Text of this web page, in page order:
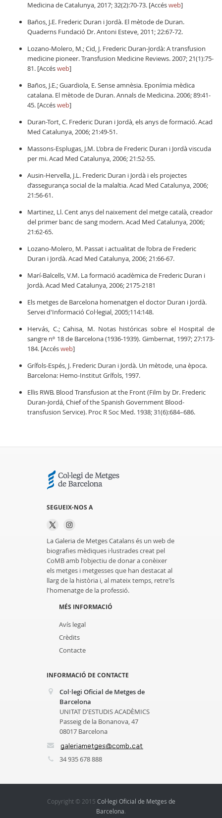
Medicina de Catalunya, 2017; 32(2):70-73. [Accésweb]
Baños, J.E. Frederic Duran i Jordà. El mètode de Duran.
Quaderns Fundació Dr. Antoni Esteve, 2011; 22:67-72.
Lozano-Molero, M.; Cid, J. Frederic Duran-Jordà: A transfusion
medicine pioneer.Transfusion Medicine Reviews. 2007; 21(1):75-
81. [Accésweb]
Baños, J.E.; Guardiola, E. Sense amnèsia. Eponímia mèdica
catalana. El mètode de Duran. Annals de Medicina. 2006; 89:41-
45. [Accésweb]
Duran-Tort, C. Frederic Duran i Jordà, els anys de formació. Acad
Med Catalunya, 2006; 21:49-51.
Massons-Esplugas, J.M. L’obra de Frederic Duran i Jordà viscuda
per mi. Acad Med Catalunya, 2006; 21:52-55.
Ausin-Hervella, J.L. Frederic Duran i Jordà i els projectes
d’assegurança social de la malaltia. Acad Med Catalunya, 2006;
21:56-61.
Martinez, Ll. Cent anys del naixement del metge català, creador
del primer banc de sang modern. Acad Med Catalunya, 2006;
21:62-65.
Lozano-Molero, M. Passat i actualitat de l’obra de Frederic
Duran i Jordà. Acad Med Catalunya, 2006; 21:66-67.
Marí-Balcells, V.M. La formació acadèmica de Frederic Duran i
Jordà. Acad Med Catalunya, 2006; 2175-2181
Els metges de Barcelona homenatgen el doctor Duran i Jordà.
Servei d'Informació Col·legial, 2005;114:148.
Hervás, C.; Cahisa, M. Notas históricas sobre el Hospital de
sangre nº 18 de Barcelona (1936-1939). Gimbernat, 1997; 27:173-
184. [Accésweb]
Grífols-Espés, J. Frederic Duran i Jordà. Un mètode, una època.
Barcelona: Hemo-Institut Grífols, 1997.
Ellis RWB. Blood Transfusion at the Front (Film by Dr. Frederic
Duran-Jordá, Chief of the Spanish Government Blood-
transfusion Service). Proc R Soc Med. 1938; 31(6):684–686.
SEGUEIX-NOS A
La Galeria de Metges Catalans és un web de
biografies mèdiques i·lustrades creat pel
CoMB amb l'objectiu de donar a conèixer
els metges i metgesses que han destacat al
llarg de la història i, al mateix temps, retre'ls
l'homenatge de la professió.
MÉS INFORMACIÓ
Avís legal
Crèdits
Contacte
INFORMACIÓ DE CONTACTE
Col·legi Oficial de Metges de
Barcelona
UNITAT D'ESTUDIS ACADÈMICS
Passeig de la Bonanova, 47
08017 Barcelona
34 935 678 888
Copyright © 2015 Col·legi Oficial de Metges de
Barcelona.